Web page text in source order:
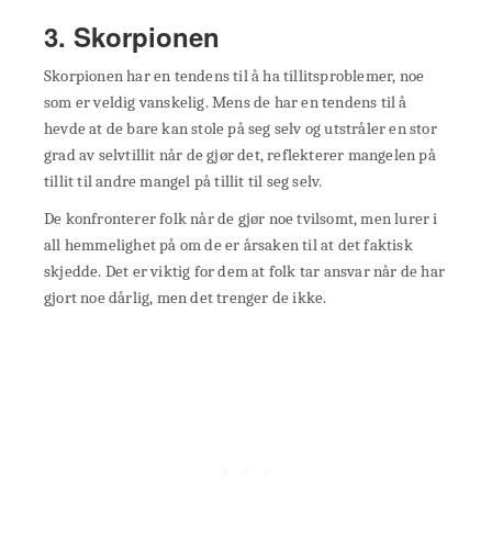
3. Skorpionen
Skorpionen har en tendens til å ha tillitsproblemer, noe
som er veldig vanskelig. Mens de har en tendens til å
hevde at de bare kan stole på seg selv og utstråler en stor
grad av selvtillit når de gjør det, reflekterer mangelen på
tillit til andre mangel på tillit til seg selv.
De konfronterer folk når de gjør noe tvilsomt, men lurer i
all hemmelighet på om de er årsaken til at det faktisk
skjedde. Det er viktig for dem at folk tar ansvar når de har
gjort noe dårlig, men det trenger de ikke.